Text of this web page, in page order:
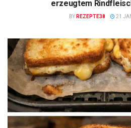
erzeugtem
BY REZEPTE38 21